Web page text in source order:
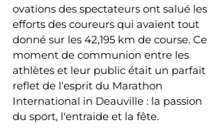
ovations des spectateurs ont salué les
efforts des coureurs qui avaient tout
donné sur les 42,195 km de course. Ce
moment de communion entre les
athlètes et leur public était un parfait
reflet de l'esprit du Marathon
International in Deauville : la passion
du sport, l'entraide et la fête.